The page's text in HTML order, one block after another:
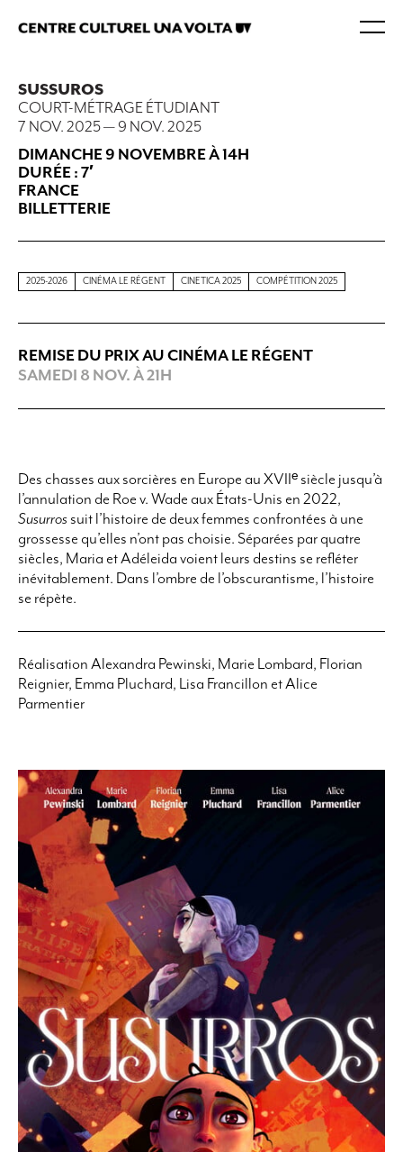
SUSSUROS
COURT-MÉTRAGE ÉTUDIANT
7 NOV. 2025— 9 NOV. 2025
DIMANCHE 9 NOVEMBRE À14H
DURÉE : 7′
FRANCE
BILLETTERIE
2025-2026 CINÉMA LE RÉGENT CINETICA 2025 COMPÉTITION 2025
REMISE DU PRIX AU CINÉMA LE RÉGENT
SAMEDI 8 NOV. À 21H
Des chasses aux sorcières en Europe au XVIIᵉ siècle jusqu’à
l’annulation de Roe v. Wade aux États-Unis en 2022,
Susurros suit l’histoire de deux femmes confrontées à une
grossesse qu’elles n’ont pas choisie. Séparées par quatre
siècles, Maria et Adéleida voient leurs destins se refléter
inévitablement. Dans l’ombre de l’obscurantisme, l’histoire
se répète.
Réalisation Alexandra Pewinski, Marie Lombard, Florian
Reignier, Emma Pluchard, Lisa Francillon et Alice
Parmentier